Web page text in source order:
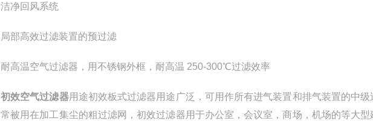
洁净回风系统
局部高效过滤装置的预过滤
耐高温空气过滤器，用不锈钢外框，耐高温 250-300℃过滤效率
初效空气过滤器用途初效板式过滤器用途广泛，可用作所有进气装置和排气装置的中
常被用在加工集尘的粗过滤网，初效过滤器用于办公室，会议室，商场，机场的等大